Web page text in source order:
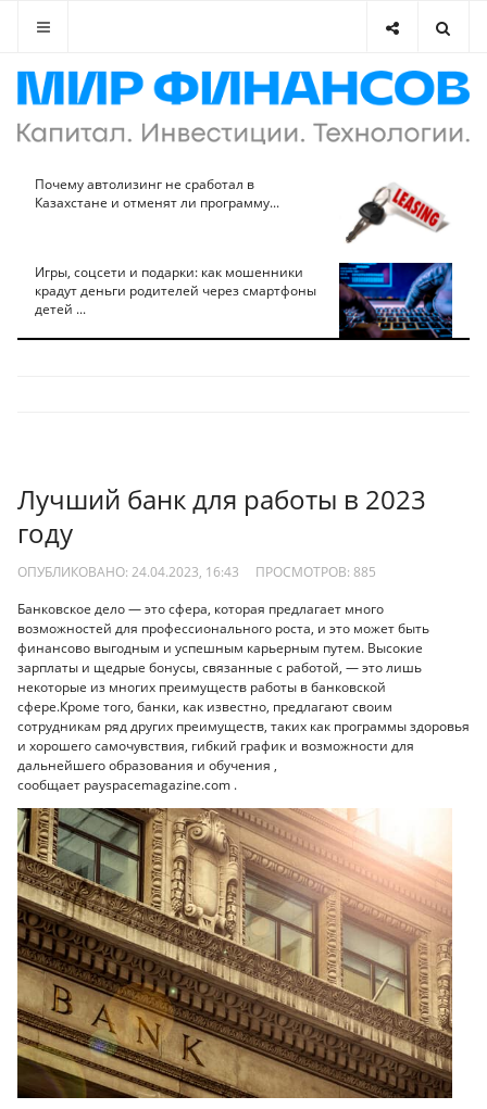
Почему автолизинг не сработал в
Казахстане и отменят ли программу...
Игры, соцсети и подарки: как мошенники
крадут деньги родителей через смартфоны
детей ...
Лучший банк для работы в 2023
году
ОПУБЛИКОВАНО: 24.04.2023, 16:43 ПРОСМОТРОВ: 885
Банковское дело — это сфера, которая предлагает много
возможностей для профессионального роста, и это может быть
финансово выгодным и успешным карьерным путем. Высокие
зарплаты и щедрые бонусы, связанные с работой, — это лишь
некоторые из многих преимуществ работы в банковской
сфере.Кроме того, банки, как известно, предлагают своим
сотрудникам ряд других преимуществ, таких как программы здоровья
и хорошего самочувствия, гибкий график и возможности для
дальнейшего образования и обучения ,
сообщает payspacemagazine.com .